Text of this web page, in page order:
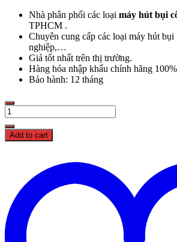
Nhà phân phối các loại máy hút bụi
TPHCM .
Chuyên cung cấp các loại máy hút
nghiệp,…
Giá tốt nhất trên thị trường.
Hàng hóa nhập khẩu chính hãng
Bảo hành: 12 tháng
Máy
hút
bụi
nhà
quantity
Add to cart